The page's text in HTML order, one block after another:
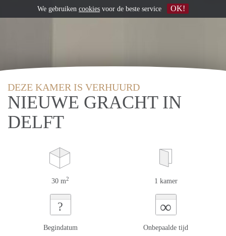
DEZE KAMER IS VERHUURD
NIEUWE GRACHT IN
DELFT
30 m2 1 kamer
?
Begindatum
∞
Onbepaalde tijd
We gebruiken cookies voor de beste service OK!